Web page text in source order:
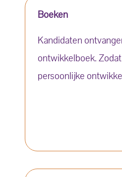
Boeken
Kandidaten
ontwikkelboek.
persoonlijke